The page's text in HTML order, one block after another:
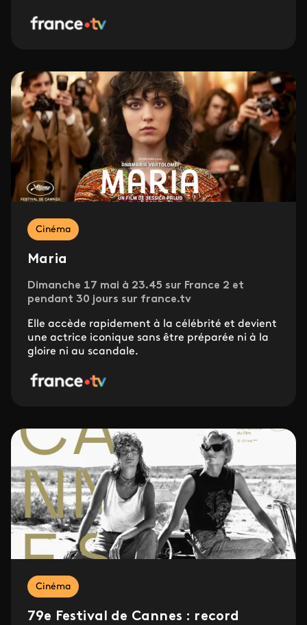
Cinéma
Maria
Dimanche 17 mai à 23.45 sur France 2 et
pendant 30 jours sur france.tv
Elle accède rapidement à la célébrité et devient
une actrice iconique sans être préparée ni à la
gloire ni au scandale.
Cinéma
79e Festival de Cannes : record